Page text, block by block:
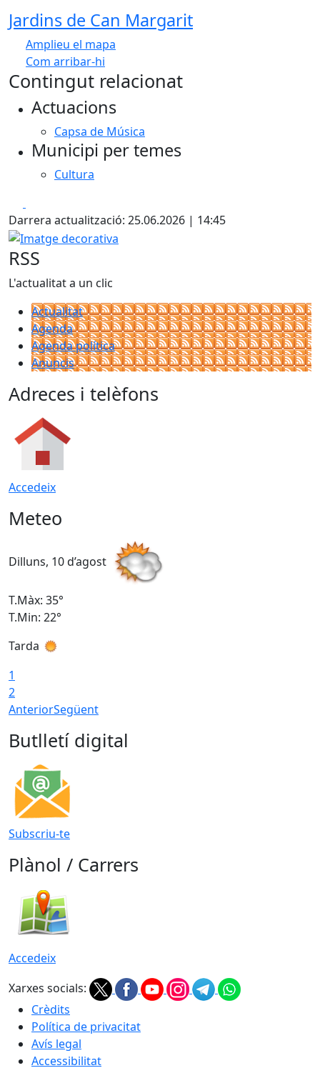
Jardins de Can Margarit
Amplieu el mapa
Com arribar-hi
+
−
Contingut relacionat
Actuacions
Capsa de Música
Municipi per temes
Cultura
Darrera actualització: 25.06.2026 | 14:45
Imatge decorativa
RSS
L'actualitat a un clic
Actualitat
Agenda
Agenda política
Anuncis
Adreces i telèfons
Accedeix
Meteo
Dilluns, 10 d’agost
T.Màx: 35°
T.Min: 22°
Tarda
1
2
AnteriorSegüent
Butlletí digital
Subscriu-te
Plànol / Carrers
Accedeix
Xarxes socials:
Crèdits
Política de privacitat
Avís legal
Accessibilitat